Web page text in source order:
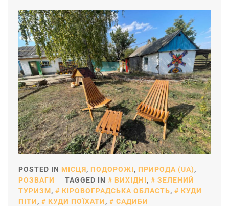
POSTED IN МІСЦЯ, ПОДОРОЖІ, ПРИРОДА (UA),
РОЗВАГИ
TAGGED IN ВИХІДНІ,
ЗЕЛЕНИЙ
ТУРИЗМ, КІРОВОГРАДСЬКА ОБЛАСТЬ,
КУДИ
ПІТИ, КУДИ ПОЇХАТИ, САДИБИ